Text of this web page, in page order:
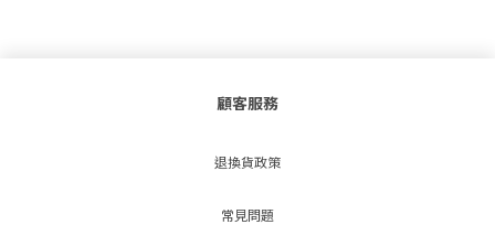
顧客服務
退換貨政策
常見問題